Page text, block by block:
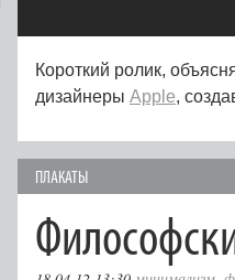
Короткий ролик,
дизайнеры Apple,
ПЛАКАТЫ